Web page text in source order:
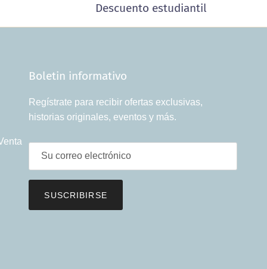
Descuento estudiantil
Boletin informativo
Regístrate para recibir ofertas exclusivas,
historias originales, eventos y más.
SUSCRIBIRSE